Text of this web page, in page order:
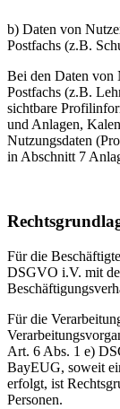
b) Daten von
Postfachs (z.B.
Bei den Daten von
Postfachs (z.B.
sichtbare
und Anlagen,
Nutzungsdaten
in Abschnitt 7
Für die
DSGVO i.V. mit
Für die
Art. 6 Abs. 1 e)
BayEUG, soweit
erfolgt, ist
Personen.